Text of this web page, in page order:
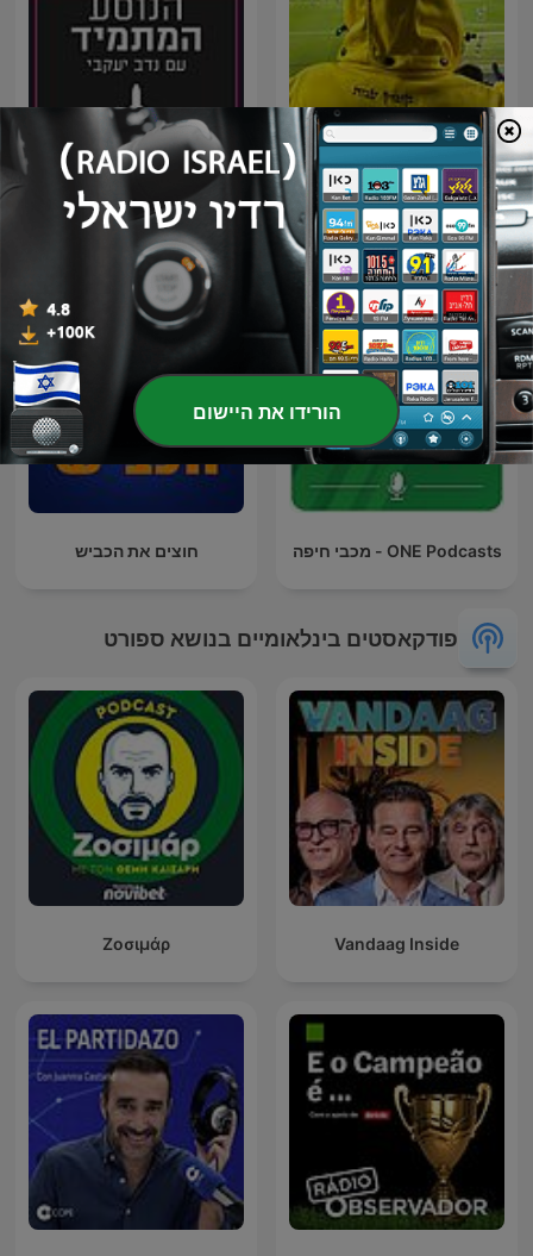
קומץ עמה פודקאסט מכבי תל
אביב
הנוסע המתמיד עם נדב יעקבי
- פודקאסט כדורגל עולמי
ONE Podcasts - מכבי חיפה חוצים את הכביש
פודקאסטים בינלאומיים בנושא ספורט
Vandaag Inside
Ζοσιμάρ
הורידו את היישום